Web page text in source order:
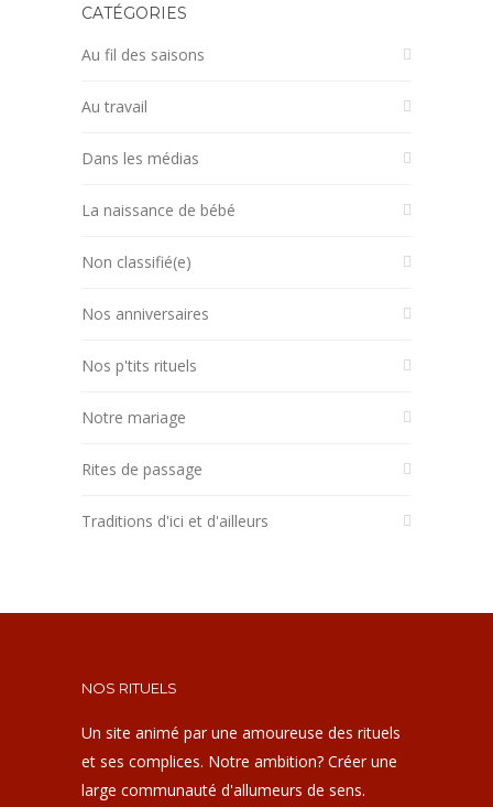
CATÉGORIES
Au fil des saisons
Au travail
Dans les médias
La naissance de bébé
Non classifié(e)
Nos anniversaires
Nos p'tits rituels
Notre mariage
Rites de passage
Traditions d'ici et d'ailleurs
NOS RITUELS
Un site animé par une amoureuse des rituels
et ses complices. Notre ambition? Créer une
large communauté d'allumeurs de sens.